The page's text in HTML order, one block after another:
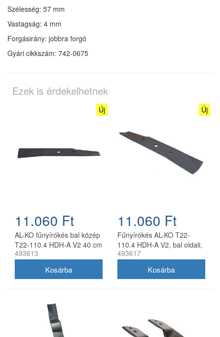
Szélesség: 57 mm
Vastagság: 4 mm
Forgásirány: jobbra forgó
Gyári cikkszám: 742-0675
Ezek is érdekelhetnek
Új
11.060 Ft
AL-KO fűnyírókés bal közép
T22-110.4 HDH-A V2 40 cm
493613
Új
11.060 Ft
Fűnyírókés AL-KO T22-
110.4 HDH-A V2, bal oldali,
40 cm
493617